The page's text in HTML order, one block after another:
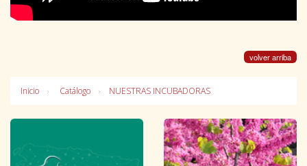
volver arriba
Inicio Catálogo NUESTRAS INCUBADORAS